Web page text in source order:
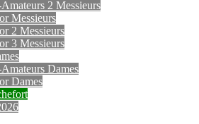
2 Messieurs
Messieurs
2 Messieurs
3 Messieurs
Dames
Dames